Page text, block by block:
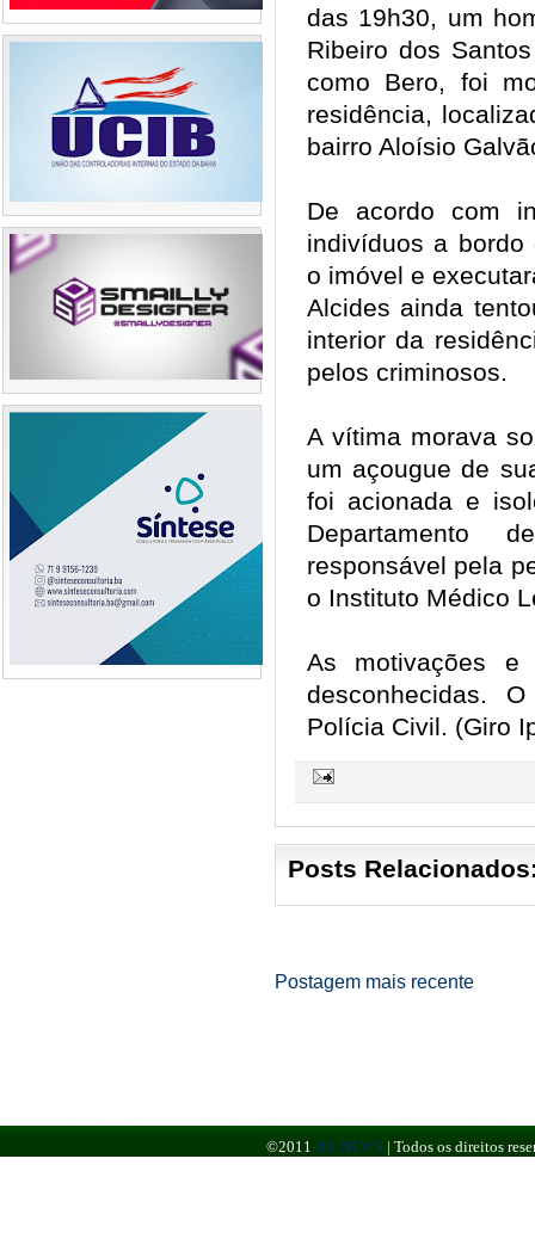
das 19h30, um
Ribeiro dos
como Bero, foi
residência,
bairro Aloísio
De acordo com
indivíduos a bordo
o imóvel e
Alcides ainda
interior da
pelos criminosos.
A vítima morava
um açougue de
foi acionada e
Departamento
responsável pela
o Instituto Médico
As motivações
desconhecidas.
Polícia Civil. (Giro
Posts
Postagem mais recente
©2011 BR NEWS | Todos os direitos